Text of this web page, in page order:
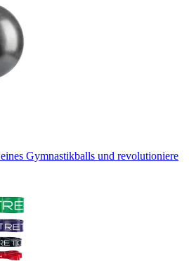
Gymnastikballs und revolutioniere